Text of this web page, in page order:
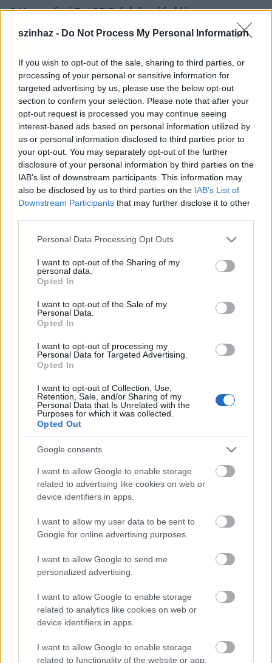
szinhaz - Do Not Process My Personal Information
If you wish to opt-out of the sale, sharing to third parties, or
processing of your personal or sensitive information for
targeted advertising by us, please use the below opt-out
section to confirm your selection. Please note that after your
opt-out request is processed you may continue seeing
interest-based ads based on personal information utilized by
us or personal information disclosed to third parties prior to
your opt-out. You may separately opt-out of the further
disclosure of your personal information by third parties on the
IAB’s list of downstream participants. This information may
also be disclosed by us to third parties on the IAB’s List of
Downstream Participants that may further disclose it to other
Please note that this website/app uses one or more Google
not limited to your visit or usage behaviour. You may click to
grant or deny consent to Google and its third-party tags to
use your data for below specified purposes in below Google
consent section.
Personal Data Processing Opt Outs
I want to opt-out of the Sharing of my
personal data.
Opted In
I want to opt-out of the Sale of my
Personal Data.
Opted In
I want to opt-out of processing my
Personal Data for Targeted Advertising.
Opted In
I want to opt-out of Collection, Use,
Retention, Sale, and/or Sharing of my
Personal Data that Is Unrelated with the
Purposes for which it was collected.
Opted Out
Google consents
I want to allow Google to enable storage
related to advertising like cookies on web or
device identifiers in apps.
I want to allow my user data to be sent to
Google for online advertising purposes.
I want to allow Google to send me
personalized advertising.
I want to allow Google to enable storage
related to analytics like cookies on web or
device identifiers in apps.
I want to allow Google to enable storage
related to functionality of the website or app.
A Veszprémi Petőfi Színház ajánlója:
"Pjotr Karazin, más néven, Lószúnyog a börtönben
ül. Utolsó esélyként leírhatja, hány embert árult el
több mint egy évtizeden keresztül a cári titkos
rendőrségnek, kiket száműztek és kik kerültek
börtönbe miatta. Nem
akar írni, hiszen úgy gondolja, mindenképpen
kivégzik. Ám az emlékek és a múlt önvizsgálatra
kényszeríti. Vajon miért nem tudott a
lelke felülkerekedni az árulásain? Miért érezte úgy,
hogy miközben egész élete a küzdelemre való
felkészülésről szólt, nem tudott önmagára figyelni?
Az emberben rejlő jót hogyan győzheti le a rossz, s
miért követ el becstelenségeket? Mi történik, ha az
embert gyötri a lelkiismeret? Felmentés vagy
bűnhődés? Miért van az, hogy az aljas dolgok
Ajándékul kaptuk az életet, vagy az élet rendelkezik
korlátlanul az emberrel? Mi segítheti a helyes látást?
börtönében."